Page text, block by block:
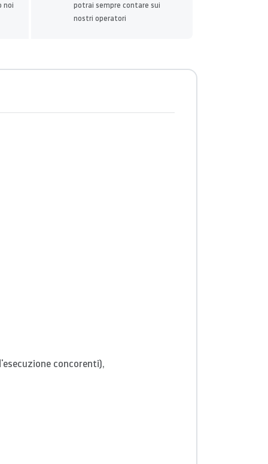
noi
potrai sempre contare sui
nostri operatori
concorenti),